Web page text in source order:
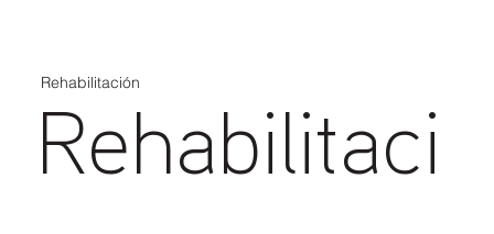
Rehabilitación
Rehabilitaci